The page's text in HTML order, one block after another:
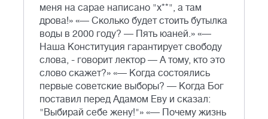
меня на сарае написано "х**", а там
дрова!» «— Сколько будет стоить бутылка
воды в 2000 году? — Пять юаней.» «—
Наша Конституция гарантирует свободу
слова, - говорит лектор — А тому, кто это
слово скажет?» «— Когда состоялись
первые советские выборы? — Когда Бог
поставил перед Адамом Еву и сказал:
"Выбирай себе жену!"» «— Почему жизнь